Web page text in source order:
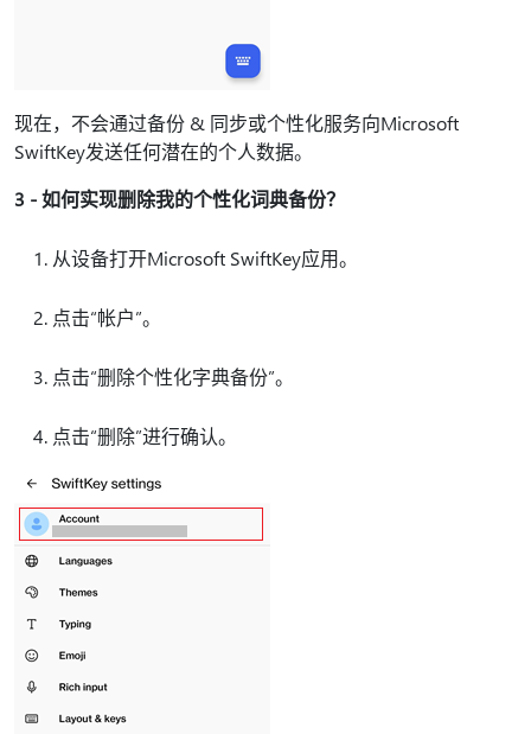
现在，不会通过备份 & 同步或个性化服务向Microsoft
SwiftKey发送任何潜在的个人数据。
3 - 如何实现删除我的个性化词典备份？
从设备打开Microsoft SwiftKey应用。
点击“帐户”。
点击“删除个性化字典备份”。
点击“删除”进行确认。